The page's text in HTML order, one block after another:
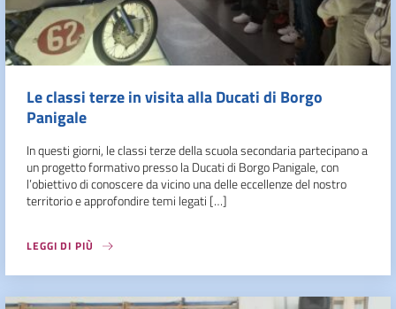
Le classi terze in visita alla Ducati di Borgo
Panigale
In questi giorni, le classi terze della scuola secondaria partecipano a
un progetto formativo presso la Ducati di Borgo Panigale, con
l’obiettivo di conoscere da vicino una delle eccellenze del nostro
territorio e approfondire temi legati […]
LEGGI DI PIÙ